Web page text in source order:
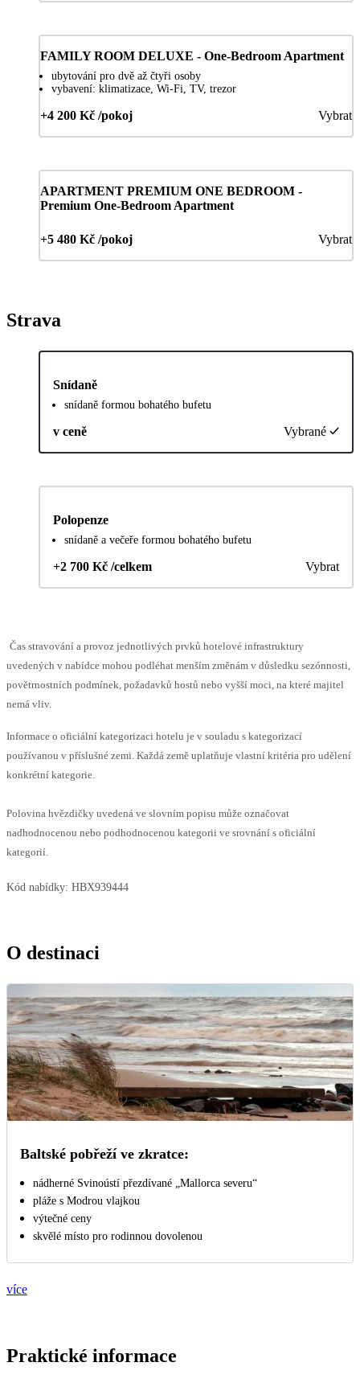
FAMILY ROOM DELUXE - One-Bedroom Apartment
ubytování pro dvě až čtyři osoby
vybavení: klimatizace, Wi-Fi, TV, trezor
+4 200 Kč /pokoj Vybrat
APARTMENT PREMIUM ONE BEDROOM -
Premium One-Bedroom Apartment
+5 480 Kč /pokoj Vybrat
Strava
Snídaně
snídaně formou bohatého bufetu
v ceně Vybrané
Polopenze
snídaně a večeře formou bohatého bufetu
+2 700 Kč /celkem Vybrat
Čas stravování a provoz jednotlivých prvků hotelové infrastruktury
uvedených v nabídce mohou podléhat menším změnám v důsledku sezónnosti,
povětrnostních podmínek, požadavků hostů nebo vyšší moci, na které majitel
nemá vliv.
Informace o oficiální kategorizaci hotelu je v souladu s kategorizací
používanou v příslušné zemi. Každá země uplatňuje vlastní kritéria pro udělení
konkrétní kategorie.
Polovina hvězdičky uvedená ve slovním popisu může označovat
nadhodnocenou nebo podhodnocenou kategorii ve srovnání s oficiální
kategorií.
Kód nabídky: HBX939444
O destinaci
Baltské pobřeží ve zkratce:
nádherné Svinoústí přezdívané „Mallorca severu“
pláže s Modrou vlajkou
výtečné ceny
skvělé místo pro rodinnou dovolenou
více
Praktické informace